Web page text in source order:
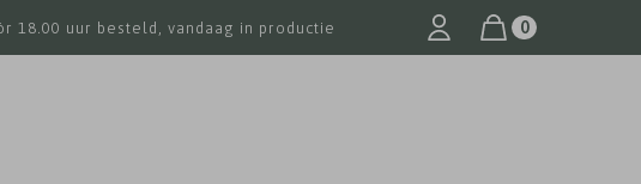
18.00 uur besteld, vandaag in productie 0